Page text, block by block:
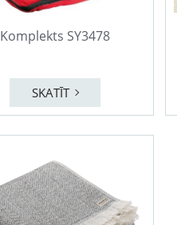
Komplekts SY3478
SKATĪT